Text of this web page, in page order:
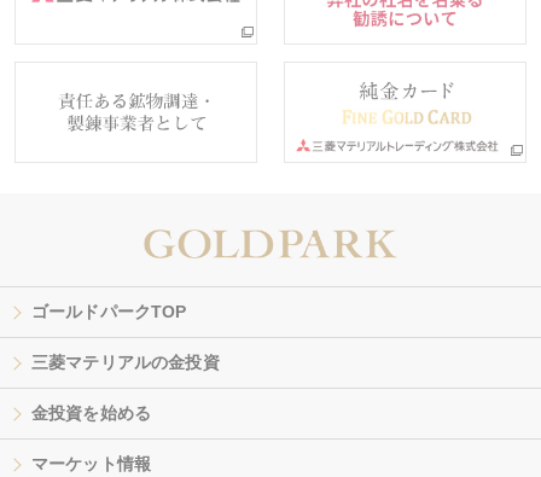
ゴールドパークTOP
三菱マテリアルの金投資
金投資を始める
マーケット情報